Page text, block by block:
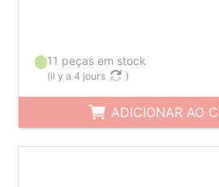
11 peças em stock
(il y a 4 jours )
ADICIONAR AO